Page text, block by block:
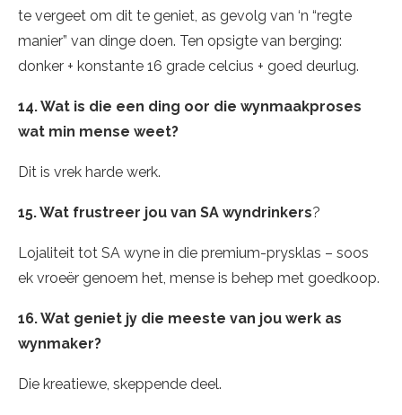
te vergeet om dit te geniet, as gevolg van ‘n “regte
manier” van dinge doen. Ten opsigte van berging:
donker + konstante 16 grade celcius + goed deurlug.
14. Wat is die een ding oor die wynmaakproses
wat min mense weet?
Dit is vrek harde werk.
15. Wat frustreer jou van SA wyndrinkers?
Lojaliteit tot SA wyne in die premium-prysklas – soos
ek vroeër genoem het, mense is behep met goedkoop.
16. Wat geniet jy die meeste van jou werk as
wynmaker?
Die kreatiewe, skeppende deel.